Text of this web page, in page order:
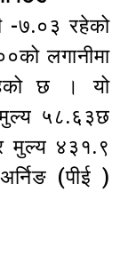
-७.०३ रहेको
लगानीमा
छ । यो
मुल्य ५८.६३छ
मुल्य ४३१.९
(पीई )